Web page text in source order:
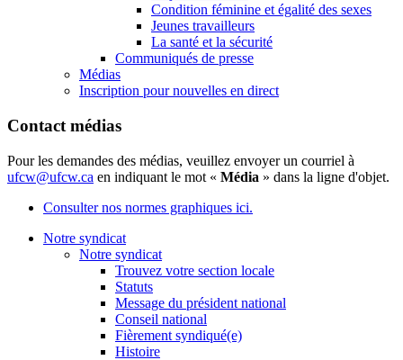
Condition féminine et égalité des sexes
Jeunes travailleurs
La santé et la sécurité
Communiqués de presse
Médias
Inscription pour nouvelles en direct
Contact médias
Pour les demandes des médias, veuillez envoyer un courriel à
ufcw@ufcw.ca en indiquant le mot « Média » dans la ligne d'objet.
Consulter nos normes graphiques ici.
Notre syndicat
Notre syndicat
Trouvez votre section locale
Statuts
Message du président national
Conseil national
Fièrement syndiqué(e)
Histoire